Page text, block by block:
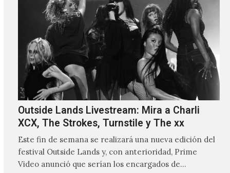
Outside Lands Livestream: Mira a Charli
XCX, The Strokes, Turnstile y The xx
Este fin de semana se realizará una nueva edición del
festival Outside Lands y, con anterioridad, Prime
Video anunció que serían los encargados de